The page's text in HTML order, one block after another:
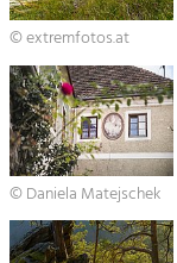
Mobility
Climate
Renewable
Economy
Increase in
© extremfotos.at
© Daniela Matejschek